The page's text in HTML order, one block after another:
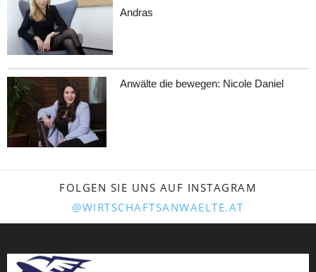
Andras
Anwälte die bewegen: Nicole Daniel
FOLGEN SIE UNS AUF INSTAGRAM
@WIRTSCHAFTSANWAELTE.AT